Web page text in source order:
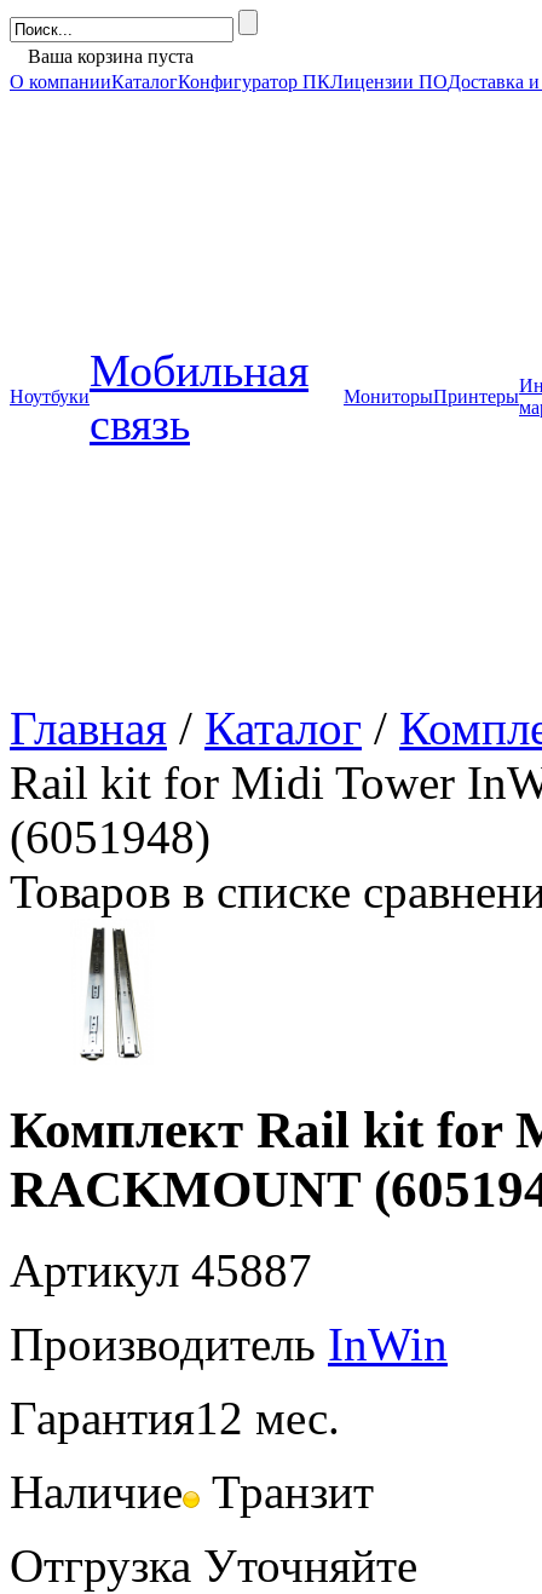
Ваша корзина пуста
О компанииКаталогКонфигуратор ПКЛицензии ПОДоставка
Ноутбуки
Мобильная
связь
МониторыПринтеры
Главная / Каталог /
Rail kit for Midi Tower
(6051948)
Товаров в списке
Комплект Rail kit for
RACKMOUNT
Артикул 45887
Производитель InWin
Гарантия12 мес.
Наличие Транзит
Отгрузка Уточняйте